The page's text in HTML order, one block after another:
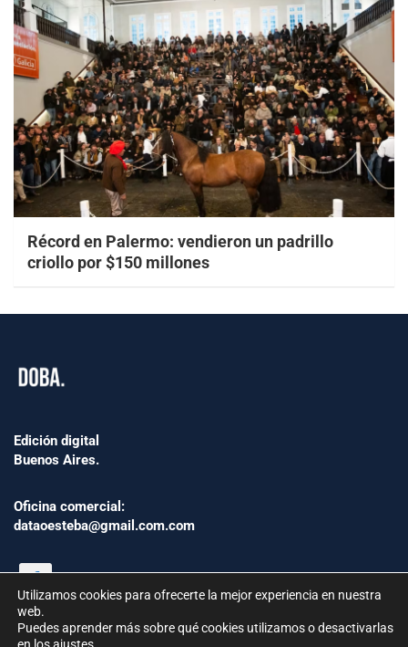
Récord en Palermo: vendieron un padrillo
criollo por $150 millones
Edición digital
Buenos Aires.
Oficina comercial:
dataoesteba@gmail.com.com
Utilizamos cookies para ofrecerte la mejor experiencia en nuestra
web.
Puedes aprender más sobre qué cookies utilizamos o desactivarlas